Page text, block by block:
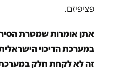
פציפיזם.
אתן אומרות שמטרת
במערכת הדיכוי
זה לא לקחת חלק במערכת